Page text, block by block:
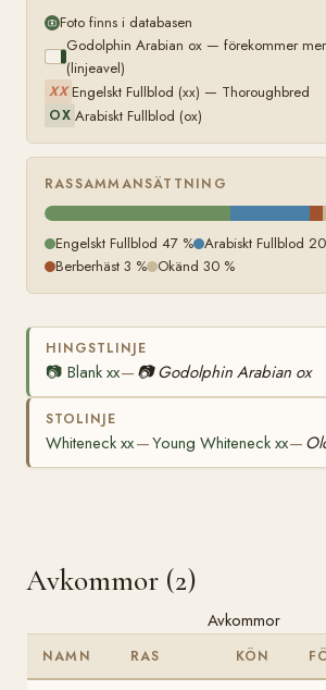
Foto finns i databasen
Godolphin Arabian ox — förekommer
(linjeavel)
XX Engelskt Fullblod (xx) — Thoroughbred
OX Arabiskt Fullblod (ox)
RASSAMMANSÄTTNING
Engelskt Fullblod 47 % Arabiskt Fullblod
Berberhäst 3 % Okänd 30 %
HINGSTLINJE
📷 Blank xx— 📷 Godolphin Arabian ox
STOLINJE
Whiteneck xx—Young Whiteneck xx—
Avkommor (2)
Avkommor
NAMN RAS KÖN